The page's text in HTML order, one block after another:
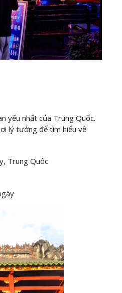
yếu nhất của Trung Quốc.
lý tưởng để tìm hiểu về
Trung Quốc